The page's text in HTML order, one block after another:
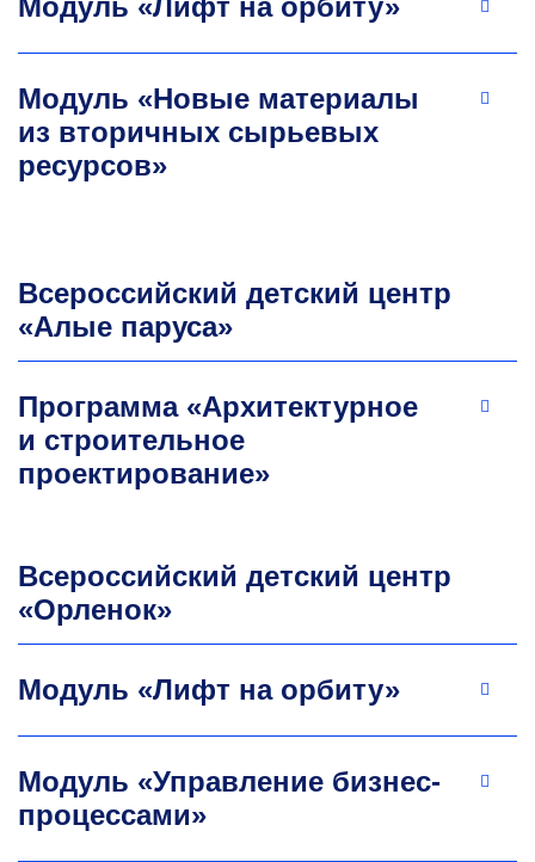
Модуль «Новые материалы
из вторичных сырьевых
ресурсов»
Всероссийский детский центр
«Алые паруса»
Программа «Архитектурное
и строительное
проектирование»
Всероссийский детский центр
«Орленок»
Модуль «Лифт на орбиту»
Модуль «Управление бизнес-
процессами»